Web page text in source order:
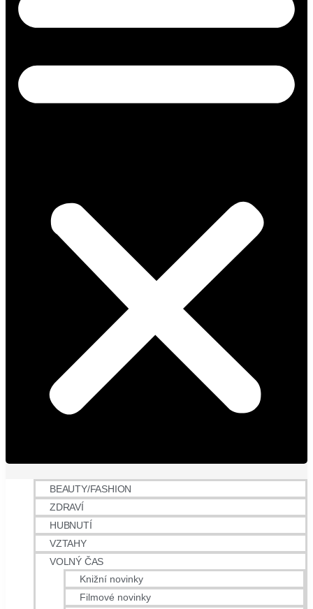
BEAUTY/FASHION
ZDRAVÍ
HUBNUTÍ
VZTAHY
VOLNÝ ČAS
Knižní novinky
Filmové novinky